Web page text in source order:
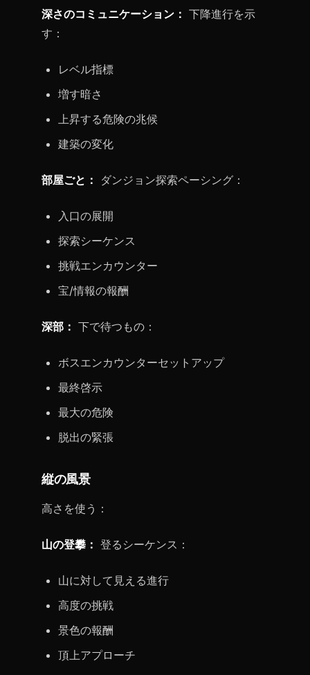
深さのコミュニケーション： 下降進行を示
す：
レベル指標
増す暗さ
上昇する危険の兆候
建築の変化
部屋ごと： ダンジョン探索ペーシング：
入口の展開
探索シーケンス
挑戦エンカウンター
宝/情報の報酬
深部： 下で待つもの：
ボスエンカウンターセットアップ
最終啓示
最大の危険
脱出の緊張
縦の風景
高さを使う：
山の登攀： 登るシーケンス：
山に対して見える進行
高度の挑戦
景色の報酬
頂上アプローチ